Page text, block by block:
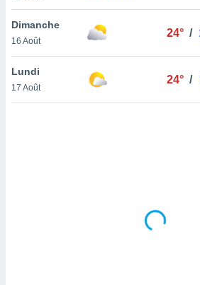
de
Dimanche
16 Août
24° /
Lundi
17 Août
24° /